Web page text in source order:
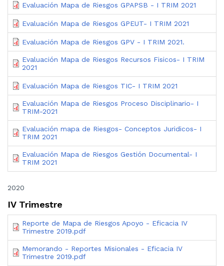
Evaluación Mapa de Riesgos GPAPSB - I TRIM 2021
Evaluación Mapa de Riesgos GPEUT- I TRIM 2021
Evaluación Mapa de Riesgos GPV - I TRIM 2021.
Evaluación Mapa de Riesgos Recursos Fisicos- I TRIM
2021
Evaluación Mapa de Riesgos TIC- I TRIM 2021
Evaluación Mapa de Riesgos Proceso Disciplinario- I
TRIM-2021
Evaluación mapa de Riesgos- Conceptos Juridicos- I
TRIM 2021
Evaluación Mapa de Riesgos Gestión Documental- I
TRIM 2021
2020
IV Trimestre
Reporte de Mapa de Riesgos Apoyo - Eficacia IV
Trimestre 2019.pdf
Memorando - Reportes Misionales - Eficacia IV
Trimestre 2019.pdf